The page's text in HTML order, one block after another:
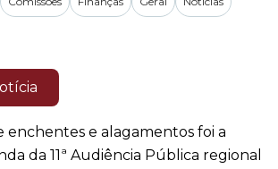
enchentes e alagamentos foi a
da 11ª Audiência Pública regional